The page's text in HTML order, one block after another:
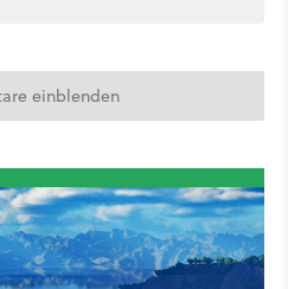
einblenden